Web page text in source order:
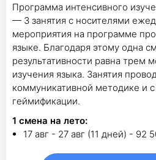
Программа интенсивного
— 3 занятия с носителями
мероприятия на программе
языке. Благодаря этому одна
результативности равна трем
изучения языка. Занятия
коммуникативной методике и
геймификации.
1 смена на лето:
17 авг - 27 авг (11 дней) - 92